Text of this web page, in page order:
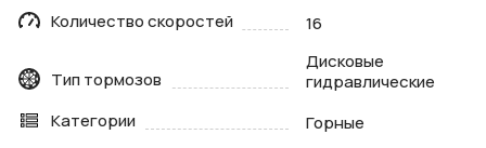
Количество скоростей
16
Тип тормозов
Дисковые
гидравлические
Категории
Горные